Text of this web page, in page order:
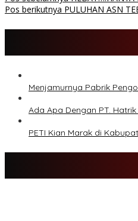
Pos berikutnya PULUHAN ASN
Menjamurnya Pabrik
Ada Apa Dengan PT.
PETI Kian Marak di